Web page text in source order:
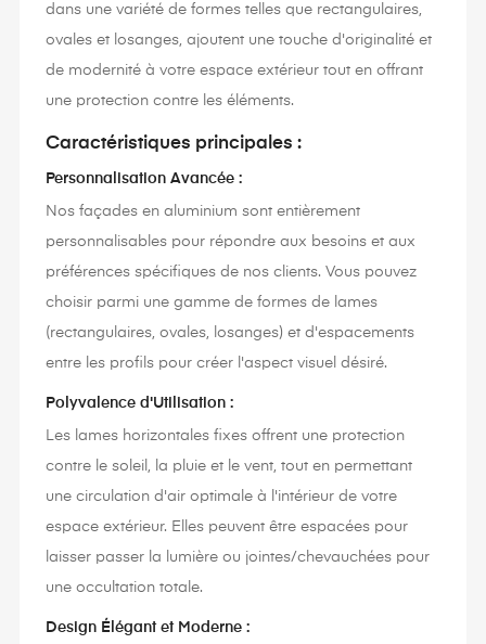
dans une variété de formes telles que rectangulaires,
ovales et losanges, ajoutent une touche d'originalité et
de modernité à votre espace extérieur tout en offrant
une protection contre les éléments.
Caractéristiques principales :
Personnalisation Avancée :
Nos façades en aluminium sont entièrement
personnalisables pour répondre aux besoins et aux
préférences spécifiques de nos clients. Vous pouvez
choisir parmi une gamme de formes de lames
(rectangulaires, ovales, losanges) et d'espacements
entre les profils pour créer l'aspect visuel désiré.
Polyvalence d'Utilisation :
Les lames horizontales fixes offrent une protection
contre le soleil, la pluie et le vent, tout en permettant
une circulation d'air optimale à l'intérieur de votre
espace extérieur. Elles peuvent être espacées pour
laisser passer la lumière ou jointes/chevauchées pour
une occultation totale.
Design Élégant et Moderne :